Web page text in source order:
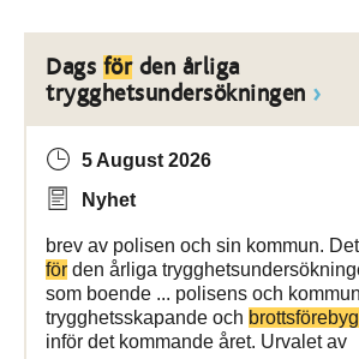
Dags förden årliga
trygghetsundersökningen
5 August 2026
Nyhet
brev av polisen och sin kommun.
för den årliga
som boende ... polisens och
trygghetsskapande och
inför det kommande året. Urvalet av